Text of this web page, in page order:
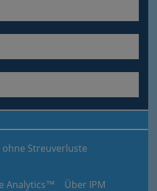
Streuverluste
Analytics™ Über IPM